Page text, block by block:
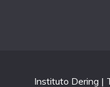
Instituto Dering |